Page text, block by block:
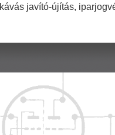
kávás javító-újítás,